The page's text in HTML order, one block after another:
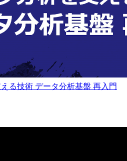
る技術 データ分析基盤 再入門